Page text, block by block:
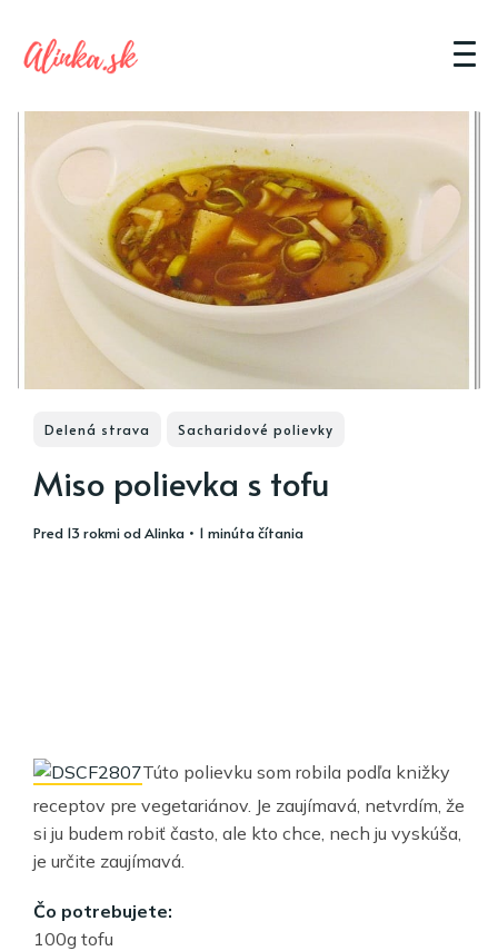
Delená strava Sacharidové polievky
Miso polievka s tofu
pred 13 rokmiodAlinka • 1 minúta čítania
Túto polievku som robila podľa knižky
receptov pre vegetariánov. Je zaujímavá, netvrdím, že
si ju budem robiť často, ale kto chce, nech ju vyskúša,
je určite zaujímavá.
Čo potrebujete:
100g tofu